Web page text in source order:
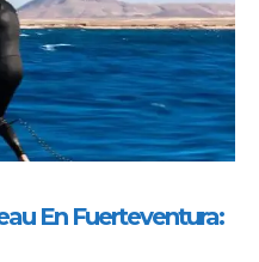
En Fuerteventura: